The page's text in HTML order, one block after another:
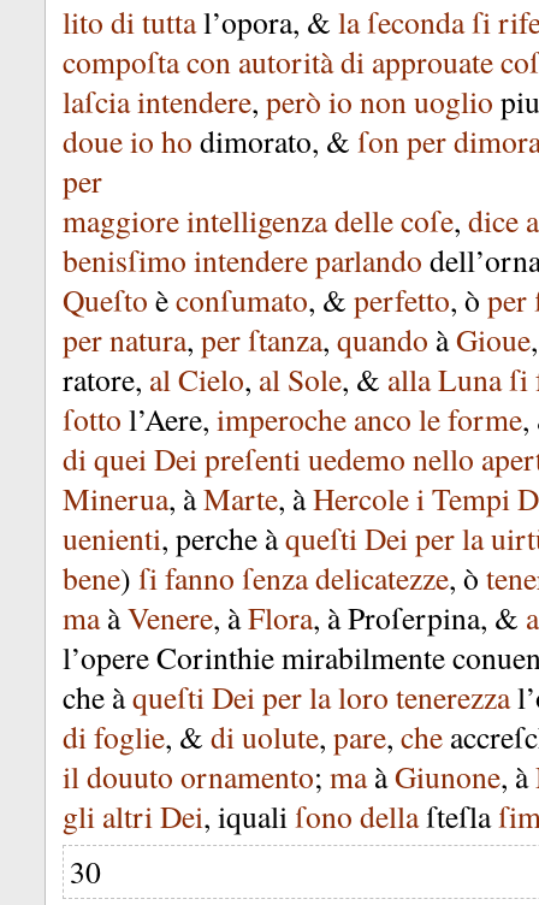
lito dituttal’opora, & laſecondaſi
compoſtacon autoritàdi approuate
laſciaintendere, però io nonuoglio piu
doueio ho dimorato, & ſonper
per
maggioreintelligenzadellecoſe, dice
benisſimo intendereparlando
Queſto èconſumato, & perfetto, ò per
pernatura, perſtanza, quando àGioue
ratore, alCielo, al Sole, & allaLunaſi
ſotto l’Aere, imperoche anco leforme
diqueiDeipreſentiuedemo nello
Minerua, àMarte, àHercoleiTempi
uenienti, perche àqueſtiDeiperla
bene) ſifanno ſenzadelicatezze, ò
ma àVenere, àFlora, àProſerpina, &
l’opereCorinthiemirabilmente
che àqueſtiDeiperlaloro tenerezza
difoglie, & diuolute, pare, che
ildouuto ornamento; ma àGiunone, à
gli altriDei, iqualiſono dellaſteſla
30